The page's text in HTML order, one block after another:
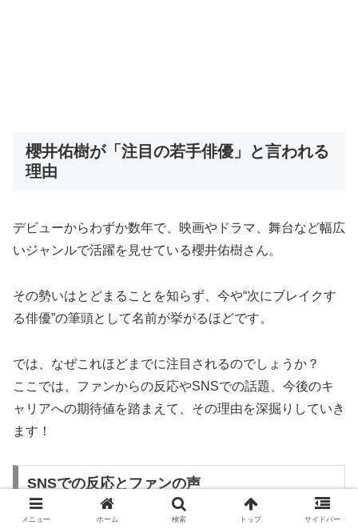
櫻井佑樹が「注目の若手俳優」と言われる
理由
デビューからわずか数年で、映画やドラマ、舞台など幅広
いジャンルで活躍を見せている櫻井佑樹さん。
その勢いはとどまることを知らず、今や“次にブレイクす
る俳優”の筆頭として名前が挙がるほどです。
では、なぜこれほどまでに注目されるのでしょうか？
ここでは、ファンからの反応やSNSでの話題、今後のキ
ャリアへの期待値を踏まえて、その理由を深掘りしていき
ます！
SNSでの反応とファンの声
メニュー ホーム 検索 トップ サイドバー